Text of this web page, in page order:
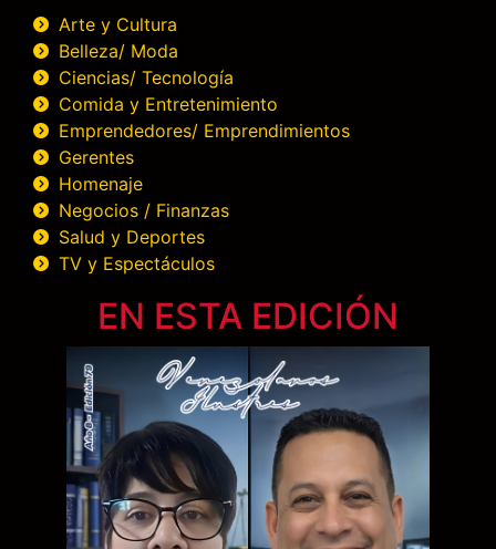
Arte y Cultura
Belleza/ Moda
Ciencias/ Tecnología
Comida y Entretenimiento
Emprendedores/ Emprendimientos
Gerentes
Homenaje
Negocios / Finanzas
Salud y Deportes
TV y Espectáculos
EN ESTA EDICIÓN